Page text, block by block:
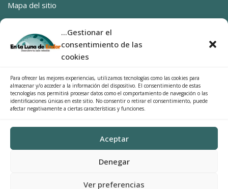
...Gestionar el
consentimiento de las
cookies
Para ofrecer las mejores experiencias, utilizamos tecnologías como las cookies para
almacenar y/o acceder a la información del dispositivo. El consentimiento de estas
tecnologías nos permitirá procesar datos como el comportamiento de navegación o las
identificaciones únicas en este sitio. No consentir o retirar el consentimiento, puede
afectar negativamente a ciertas características y funciones.
Aceptar
Denegar
Ver preferencias
Mapa del sitio
0 productos
Facebook
Instragram
Star Wars
Búscalo